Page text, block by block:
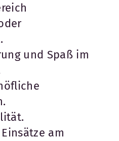
und Spaß im
am